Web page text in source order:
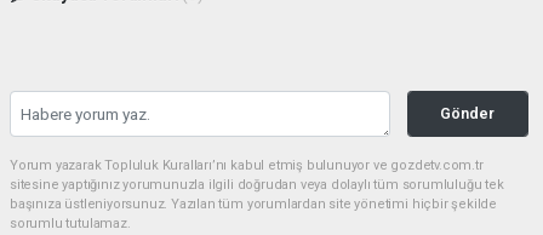
Gönder
Yorum yazarak Topluluk Kuralları’nı kabul etmiş bulunuyor ve gozdetv.com.tr
sitesine yaptığınız yorumunuzla ilgili doğrudan veya dolaylı tüm sorumluluğu tek
başınıza üstleniyorsunuz. Yazılan tüm yorumlardan site yönetimi hiçbir şekilde
sorumlu tutulamaz.